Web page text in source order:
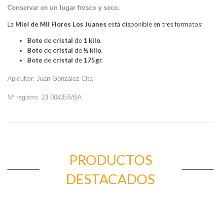
Conservar en un lugar fresco y seco.
La Miel de Mil Flores Los Juanes está disponible en tres formatos:
Bote de cristal de 1 kilo.
Bote de cristal de ½ kilo.
Bote de cristal de 175gr.
Apicultor: Juan González Cita
Nº registro: 23.004355/BA
PRODUCTOS
DESTACADOS